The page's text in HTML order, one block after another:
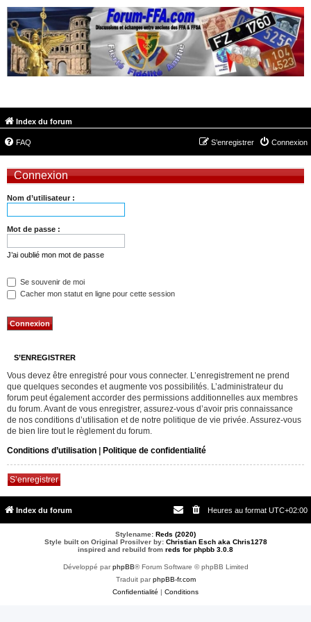
Index du forum
FAQ Connexion
S’enregistrer
Connexion
Nom d’utilisateur :
Mot de passe :
J’ai oublié mon mot de passe
Se souvenir de moi
Cacher mon statut en ligne pour cette session
S’ENREGISTRER
Vous devez être enregistré pour vous connecter. L’enregistrement ne prend
que quelques secondes et augmente vos possibilités. L’administrateur du
forum peut également accorder des permissions additionnelles aux membres
du forum. Avant de vous enregistrer, assurez-vous d’avoir pris connaissance
de nos conditions d’utilisation et de notre politique de vie privée. Assurez-vous
de bien lire tout le règlement du forum.
Conditions d’utilisation
Politique de confidentialité
S’enregistrer
Index du forum Heures au format UTC+02:00
Stylename: Reds (2020)
Style built on Original Prosilver by: Christian Esch aka Chris1278
inspired and rebuild from reds for phpbb 3.0.8
Développé parphpBB® Forum Software © phpBB Limited
Traduit parphpBB-fr.com
Confidentialité
Conditions